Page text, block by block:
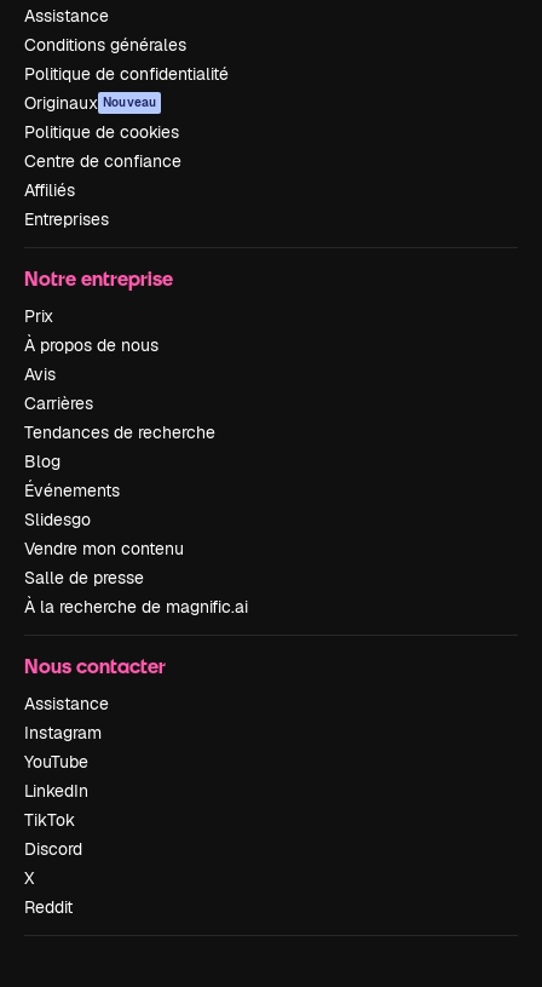
Assistance
Conditions générales
Politique de confidentialité
Originaux Nouveau
Politique de cookies
Centre de confiance
Affiliés
Entreprises
Notre entreprise
Prix
À propos de nous
Avis
Carrières
Tendances de recherche
Blog
Événements
Slidesgo
Vendre mon contenu
Salle de presse
À la recherche de magnific.ai
Nous contacter
Assistance
Instagram
YouTube
LinkedIn
TikTok
Discord
X
Reddit